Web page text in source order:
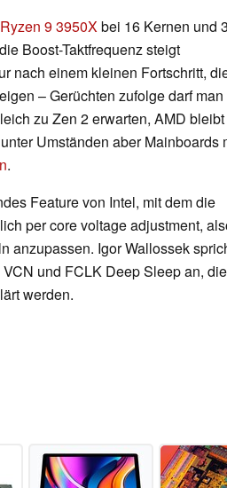
Ryzen 9 3950Xbei 16 Kernen und
Boost-Taktfrequenz steigt
nach einem kleinen Fortschritt,
– Gerüchten zufolge darf man
zu Zen 2 erwarten, AMD bleibt
Umständen aber Mainboards
.
Feature von Intel, mit dem die
per core voltage adjustment,
anzupassen. Igor Wallossek
und FCLK Deep Sleep an, die
werden.